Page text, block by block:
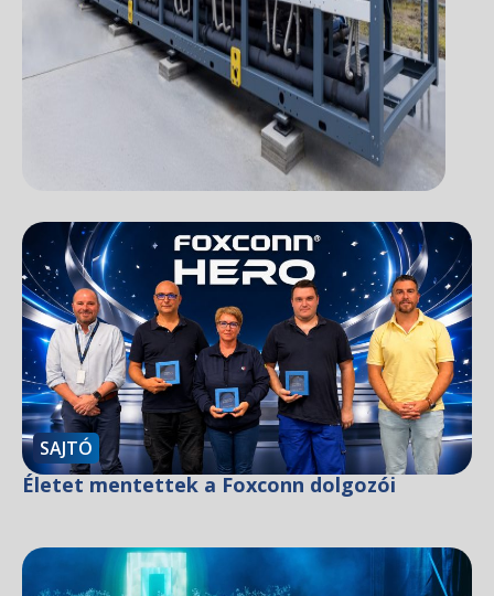
SAJTÓ
Életet mentettek a Foxconn dolgozói